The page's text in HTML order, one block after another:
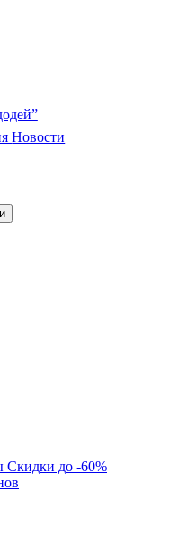
Новости
Скидки до -60%